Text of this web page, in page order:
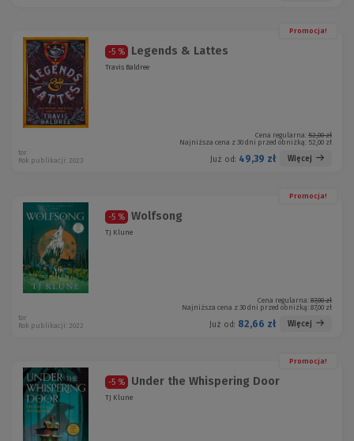
Promocja!
-5 % Legends & Lattes
Travis Baldree
Cena regularna: 52,00 zł
Najniższa cena z 30 dni przed obniżką: 52,00 zł
Już od: 49,39 zł Więcej
tor
Rok publikacji: 2023
Promocja!
-5 % Wolfsong
TJ Klune
Cena regularna: 87,00 zł
Najniższa cena z 30 dni przed obniżką: 87,00 zł
Już od: 82,66 zł Więcej
tor
Rok publikacji: 2022
Promocja!
-5 % Under the Whispering Door
TJ Klune